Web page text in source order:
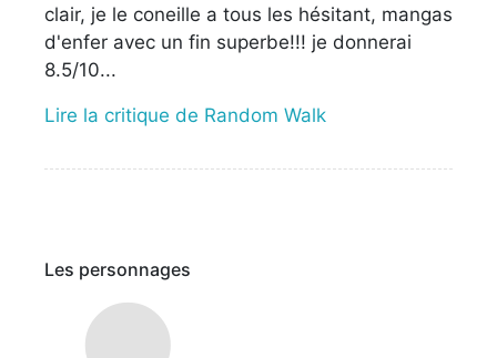
clair, je le coneille a tous les hésitant, mangas
d'enfer avec un fin superbe!!! je donnerai
8.5/10...
Lire la critique de Random Walk
Les personnages